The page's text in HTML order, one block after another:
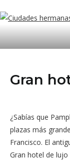
Gran
¿Sabías que
plazas más
Francisco. El
Gran hotel de lujo